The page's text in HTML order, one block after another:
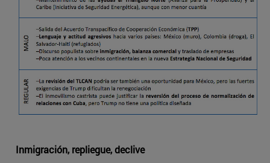
Inmigración, repliegue, declive